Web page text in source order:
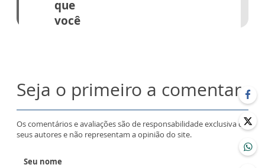
Seja o primeiro a comentar
Os comentários e avaliações são de responsabilidade exclusiva de
seus autores e não representam a opinião do site.
Seu nome